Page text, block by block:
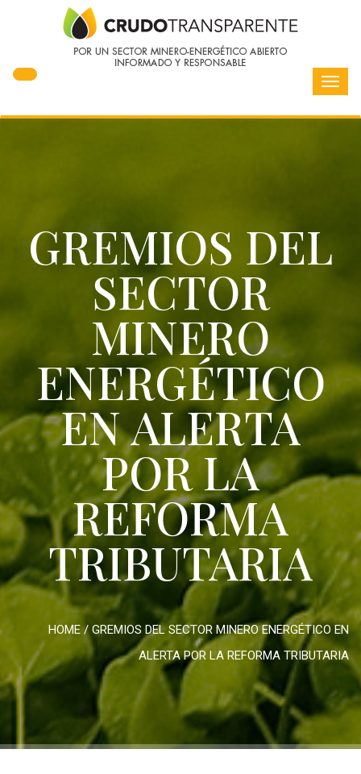
GREMIOS DEL
SECTOR
MINERO
ENERGÉTICO
EN ALERTA
POR LA
REFORMA
TRIBUTARIA
HOME/ GREMIOS DEL SECTOR MINERO ENERGÉTICO EN
ALERTA POR LA REFORMA TRIBUTARIA